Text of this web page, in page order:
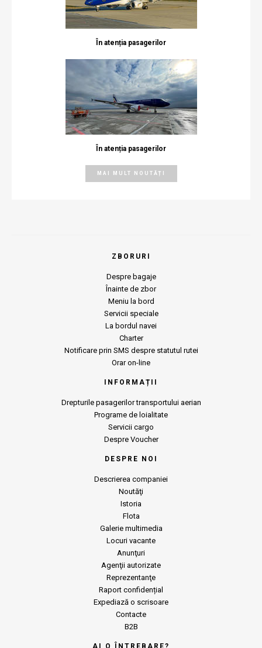
În atenția pasagerilor
În atenția pasagerilor
MAI MULT NOUTĂȚI
ZBORURI
Despre bagaje
Înainte de zbor
Meniu la bord
Servicii speciale
La bordul navei
Charter
Notificare prin SMS despre statutul rutei
Orar on-line
INFORMAȚII
Drepturile pasagerilor transportului aerian
Programe de loialitate
Servicii cargo
Despre Voucher
DESPRE NOI
Descrierea companiei
Noutăţi
Istoria
Flota
Galerie multimedia
Locuri vacante
Anunţuri
Agenţii autorizate
Reprezentanţe
Raport confidențial
Expediază o scrisoare
Contacte
B2B